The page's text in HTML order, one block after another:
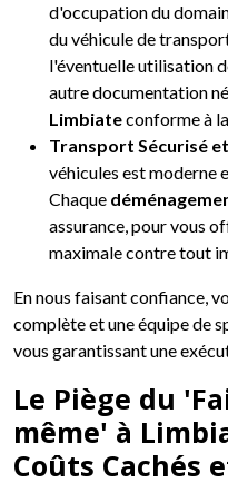
d'occupation du
du véhicule de
l'éventuelle utilisation
autre documentation
Limbiateconforme à
Transport Sécurisé
véhicules est moderne
Chaque
assurance, pour vous
maximale contre tout
En nous faisant confiance,
complète et une équipe de
vous garantissant une
Le Piège du
même' à
Coûts Cachés